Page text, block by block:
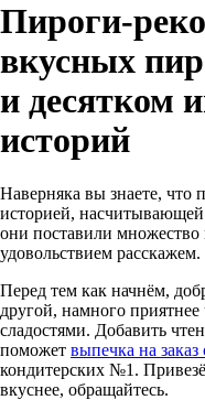
Пироги-
вкусных
и десятком
историй
Наверняка вы знаете, что
историей, насчитывающей
они поставили
удовольствием расскажем.
Перед тем как начнём,
другой, намного
сладостями. Добавить
поможет выпечка на
кондитерских №1.
вкуснее, обращайтесь.